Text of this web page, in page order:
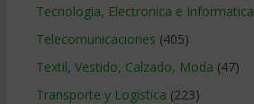
Tecnologia, Electronica e Informatica
Telecomunicaciones (405)
Textil, Vestido, Calzado, Moda (47)
Transporte y Logistica (223)